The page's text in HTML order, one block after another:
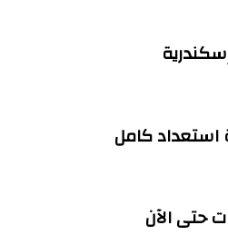
استعداد كامل
حتى الآن